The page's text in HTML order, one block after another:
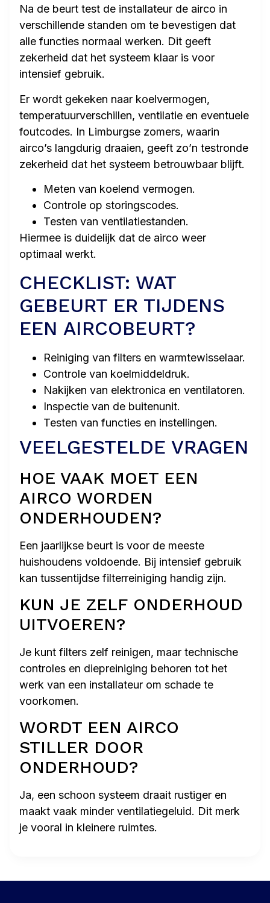
Na de beurt test de installateur de airco in
verschillende standen om te bevestigen dat
alle functies normaal werken. Dit geeft
zekerheid dat het systeem klaar is voor
intensief gebruik.
Er wordt gekeken naar koelvermogen,
temperatuurverschillen, ventilatie en eventuele
foutcodes. In Limburgse zomers, waarin
airco’s langdurig draaien, geeft zo’n testronde
zekerheid dat het systeem betrouwbaar blijft.
Meten van koelend vermogen.
Controle op storingscodes.
Testen van ventilatiestanden.
Hiermee is duidelijk dat de airco weer
optimaal werkt.
CHECKLIST: WAT
GEBEURT ER TIJDENS
EEN AIRCOBEURT?
Reiniging van filters en warmtewisselaar.
Controle van koelmiddeldruk.
Nakijken van elektronica en ventilatoren.
Inspectie van de buitenunit.
Testen van functies en instellingen.
VEELGESTELDE VRAGEN
HOE VAAK MOET EEN
AIRCO WORDEN
ONDERHOUDEN?
Een jaarlijkse beurt is voor de meeste
huishoudens voldoende. Bij intensief gebruik
kan tussentijdse filterreiniging handig zijn.
KUN JE ZELF ONDERHOUD
UITVOEREN?
Je kunt filters zelf reinigen, maar technische
controles en diepreiniging behoren tot het
werk van een installateur om schade te
voorkomen.
WORDT EEN AIRCO
STILLER DOOR
ONDERHOUD?
Ja, een schoon systeem draait rustiger en
maakt vaak minder ventilatiegeluid. Dit merk
je vooral in kleinere ruimtes.